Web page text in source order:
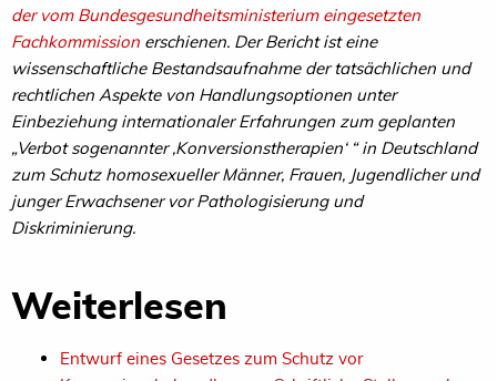
der vom Bundesgesundheitsministerium eingesetzten
Fachkommission erschienen. Der Bericht ist eine
wissenschaftliche Bestandsaufnahme der tatsächlichen und
rechtlichen Aspekte von Handlungsoptionen unter
Einbeziehung internationaler Erfahrungen zum geplanten
„Verbot sogenannter ,Konversionstherapien‘ “ in Deutschland
zum Schutz homosexueller Männer, Frauen, Jugendlicher und
junger Erwachsener vor Pathologisierung und
Diskriminierung.
Weiterlesen
Entwurf eines Gesetzes zum Schutz vor